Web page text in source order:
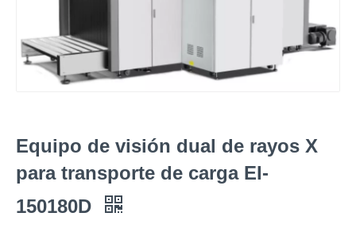
Equipo de visión dual de rayos X
para transporte de carga EI-
150180D